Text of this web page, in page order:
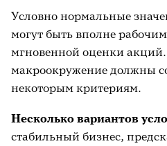
Условно нормальные
могут быть вполне
мгновенной оценки
макроокружение должны
некоторым критериям.
Несколько вариантов
стабильный бизнес,